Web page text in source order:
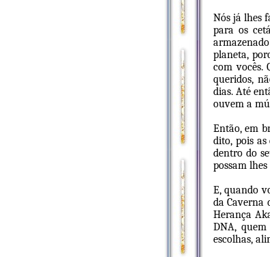
Nós já lhes
para os
planeta,
com vocês.
queridos,
dias. Até
ouvem a
Então, em
dito, pois as
dentro do
possam
E, quando
da Caverna
Herança
DNA,
escolhas,